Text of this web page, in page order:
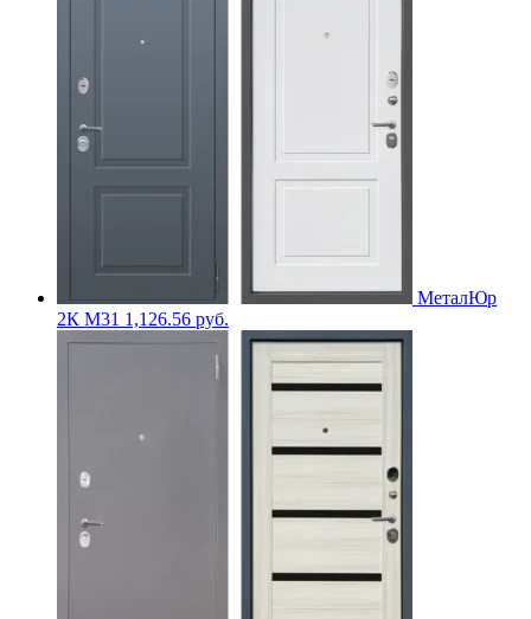
МеталЮр
2К M31 1,126.56 руб.